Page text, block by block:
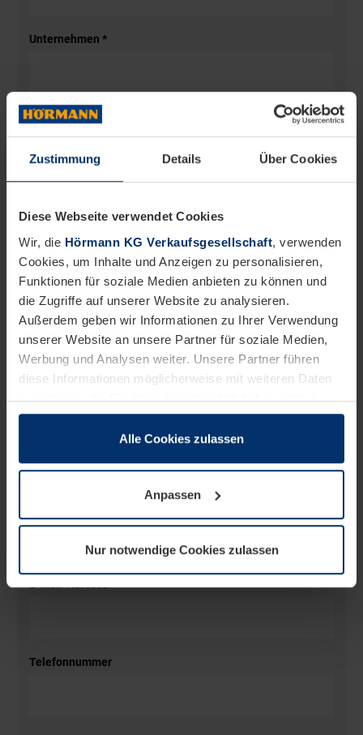
Zustimmung Details Über Cookies
Diese Webseite verwendet Cookies
Wir, die Hörmann KG Verkaufsgesellschaft, verwenden
Cookies, um Inhalte und Anzeigen zu personalisieren,
Funktionen für soziale Medien anbieten zu können und
die Zugriffe auf unserer Website zu analysieren.
Außerdem geben wir Informationen zu Ihrer Verwendung
unserer Website an unsere Partner für soziale Medien,
Werbung und Analysen weiter. Unsere Partner führen
diese Informationen möglicherweise mit weiteren Daten
zusammen, die Sie ihnen bereitgestellt haben oder die
sie im Rahmen Ihrer Nutzung der Dienste gesammelt
wenn diese für den Betrieb dieser Seite unbedingt
notwendig sind. Für alle anderen Cookie-Typen benötigen
wir Ihre Erlaubnis. Ihre Einwilligung können Sie jederzeit
Datenschutzerklärungunserer Website ändern oder
widerrufen.
Alle Cookies zulassen
Anpassen
Nur notwendige Cookies zulassen
Unternehmen*
Straße
E-Mail-Adresse*
Telefonnummer